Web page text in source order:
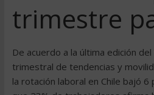
trimestre
De acuerdo a la última edición
trimestral de tendencias y
la rotación laboral en Chile bajó